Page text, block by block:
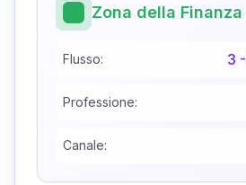
Zona della Finanza
Flusso: 3 -
Professione:
Canale: